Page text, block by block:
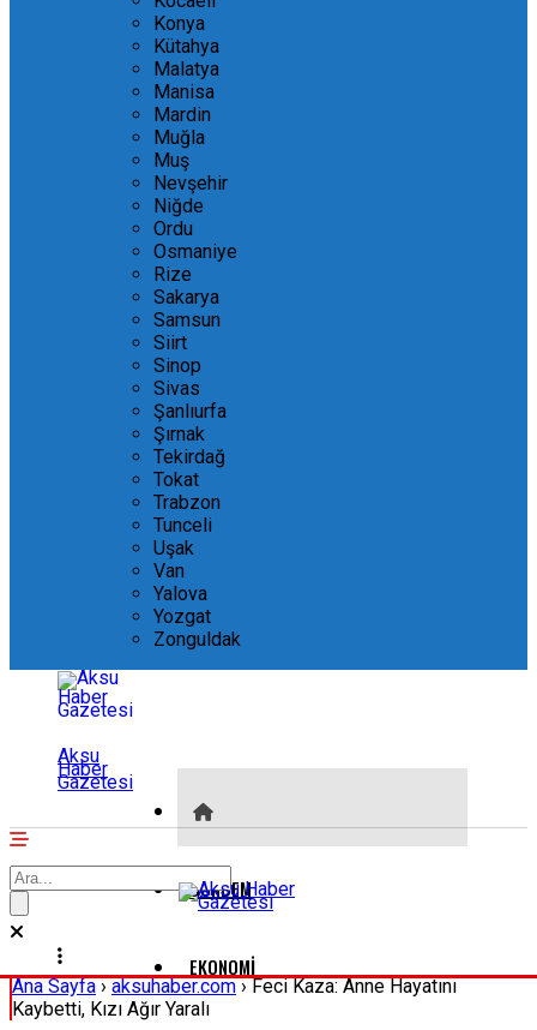
Konya
Kütahya
Malatya
Manisa
Mardin
Muğla
Muş
Nevşehir
Niğde
Ordu
Osmaniye
Rize
Sakarya
Samsun
Siirt
Sinop
Sivas
Şanlıurfa
Şırnak
Tekirdağ
Tokat
Trabzon
Tunceli
Uşak
Van
Yalova
Yozgat
Zonguldak
Aksu
Haber
Gazetesi
GÜNDEM
EKONOMI
Ana Sayfa›aksuhaber.com›Feci Kaza: Anne Hayatını
Kaybetti, Kızı Ağır Yaralı